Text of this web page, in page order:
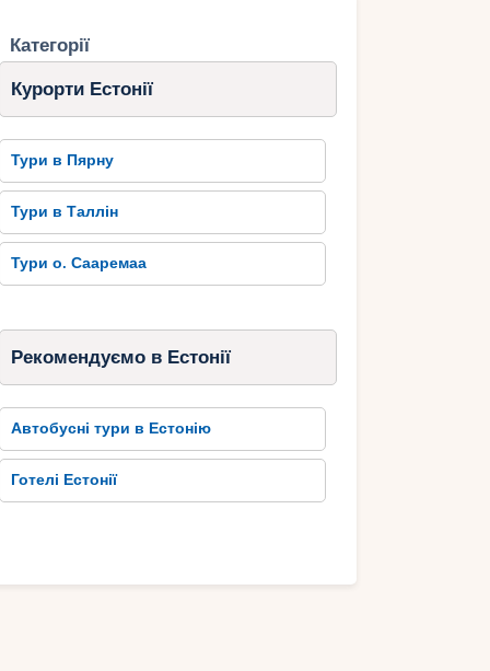
Категорії
Курорти Естонії
Тури в Пярну
Тури в Таллін
Тури о. Сааремаа
Рекомендуємо в Естонії
Автобусні тури в Естонію
Готелі Естонії